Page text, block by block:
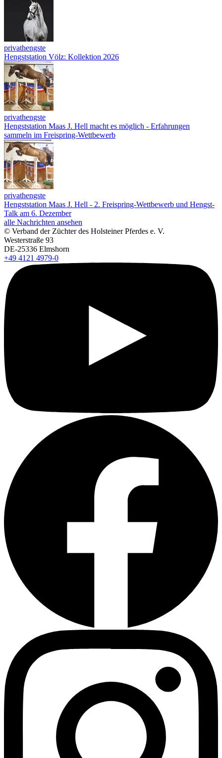
privathengste
Hengststation Völz: Kollektion 2026
privathengste
Hengststation Maas J. Hell macht es möglich - Erfahrungen
sammeln im Freispring-Wettbewerb
privathengste
Hengststation Maas J. Hell - 2. Freispring-Wettbewerb und Hengst-
Talk am 6. Dezember
alle Nachrichten ansehen
© Verband der Züchter des Holsteiner Pferdes e. V.
Westerstraße 93
DE-25336 Elmshorn
+49 4121 4979-0